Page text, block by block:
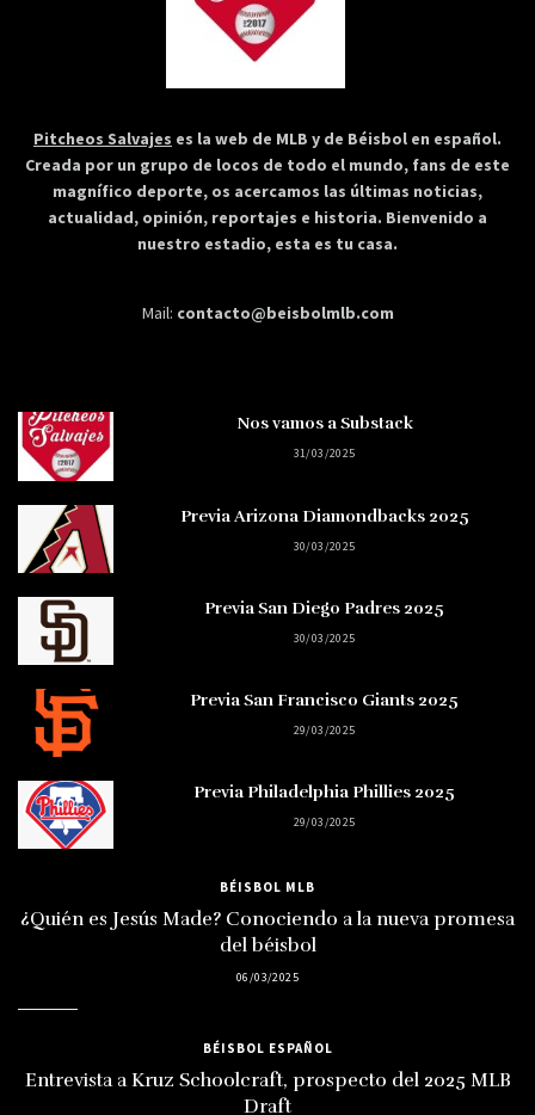
Pitcheos Salvajes es la web de MLB y de Béisbol en español.
Creada por un grupo de locos de todo el mundo, fans de este
magnífico deporte, os acercamos las últimas noticias,
actualidad, opinión, reportajes e historia. Bienvenido a
nuestro estadio, esta es tu casa.
Mail: contacto@beisbolmlb.com
Nos vamos a Substack
31/03/2025
Previa Arizona Diamondbacks 2025
30/03/2025
Previa San Diego Padres 2025
30/03/2025
Previa San Francisco Giants 2025
29/03/2025
Previa Philadelphia Phillies 2025
29/03/2025
BÉISBOL MLB
¿Quién es Jesús Made? Conociendo a la nueva promesa
del béisbol
06/03/2025
BÉISBOL ESPAÑOL
Entrevista a Kruz Schoolcraft, prospecto del 2025 MLB
Draft